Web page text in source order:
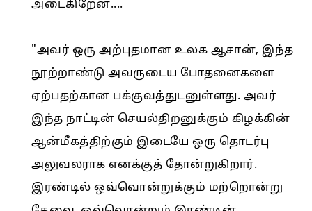
அடைகிறேன்....
"அவர் ஒரு அற்புதமான உலக ஆசான், இந்த
நூற்றாண்டு அவருடைய போதனைகளை
ஏற்பதற்கான பக்குவத்துடனுள்ளது. அவர்
இந்த நாட்டின் செயல்திறனுக்கும் கிழக்கின்
ஆன்மீகத்திற்கும் இடையே ஒரு தொடர்பு
அலுவலராக எனக்குத் தோன்றுகிறார்.
இரண்டில் ஒவ்வொன்றுக்கும் மற்றொன்று